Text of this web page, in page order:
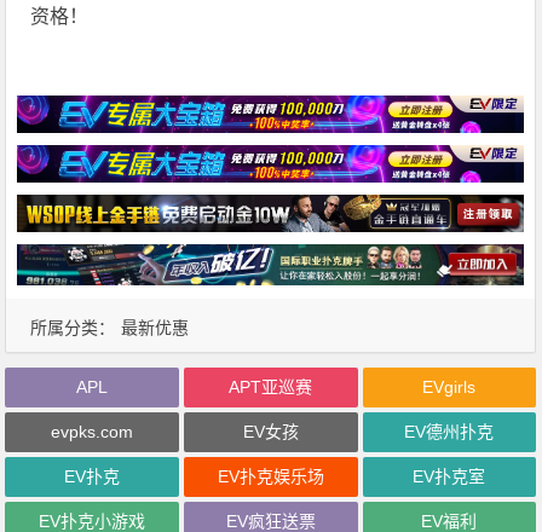
资格！
所属分类： 最新优惠
APL APT亚巡赛 EVgirls
evpks.com EV女孩 EV德州扑克
EV扑克 EV扑克娱乐场 EV扑克室
EV扑克小游戏 EV疯狂送票 EV福利